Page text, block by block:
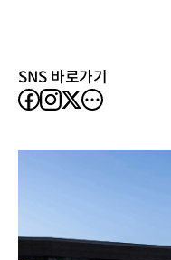
SNS 바로가기
facebook
instagram
X
other
SNS